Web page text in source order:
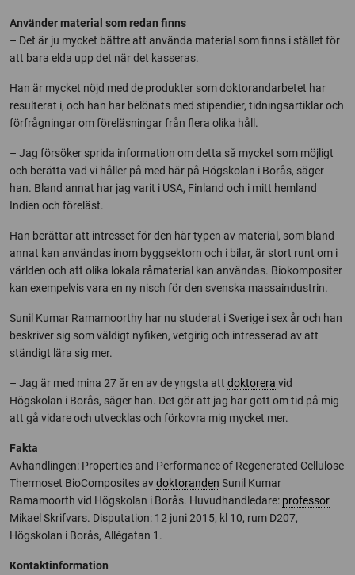
Använder material som redan finns
– Det är ju mycket bättre att använda material som finns i stället för
att bara elda upp det när det kasseras.
Han är mycket nöjd med de produkter som doktorandarbetet har
resulterat i, och han har belönats med stipendier, tidningsartiklar och
förfrågningar om föreläsningar från flera olika håll.
– Jag försöker sprida information om detta så mycket som möjligt
och berätta vad vi håller på med här på Högskolan i Borås, säger
han. Bland annat har jag varit i USA, Finland och i mitt hemland
Indien och föreläst.
Han berättar att intresset för den här typen av material, som bland
annat kan användas inom byggsektorn och i bilar, är stort runt om i
världen och att olika lokala råmaterial kan användas. Biokompositer
kan exempelvis vara en ny nisch för den svenska massaindustrin.
Sunil Kumar Ramamoorthy har nu studerat i Sverige i sex år och han
beskriver sig som väldigt nyfiken, vetgirig och intresserad av att
ständigt lära sig mer.
– Jag är med mina 27 år en av de yngsta att doktorera vid
Högskolan i Borås, säger han. Det gör att jag har gott om tid på mig
att gå vidare och utvecklas och förkovra mig mycket mer.
Fakta
Avhandlingen: Properties and Performance of Regenerated Cellulose
Thermoset BioComposites avdoktoranden Sunil Kumar
Ramamoorth vid Högskolan i Borås. Huvudhandledare: professor
Mikael Skrifvars. Disputation: 12 juni 2015, kl 10, rum D207,
Högskolan i Borås, Allégatan 1.
Kontaktinformation